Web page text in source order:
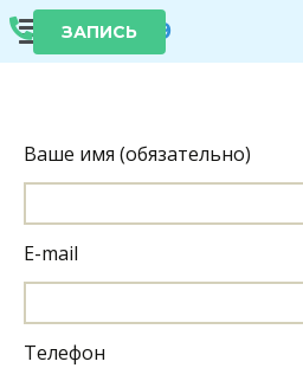
КВД №9
ЗАПИСЬ
Ваше имя (обязательно)
E-mail
Телефон